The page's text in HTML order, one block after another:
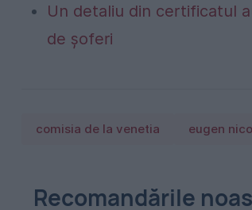
Un detaliu din certificatul
de șoferi
comisia de la venetia eugen
Recomandările